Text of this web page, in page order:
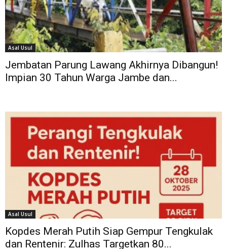
Asal Usul
Jembatan Parung Lawang Akhirnya Dibangun!
Impian 30 Tahun Warga Jambe dan...
Asal Usul
Kopdes Merah Putih Siap Gempur Tengkulak
dan Rentenir: Zulhas Targetkan 80...